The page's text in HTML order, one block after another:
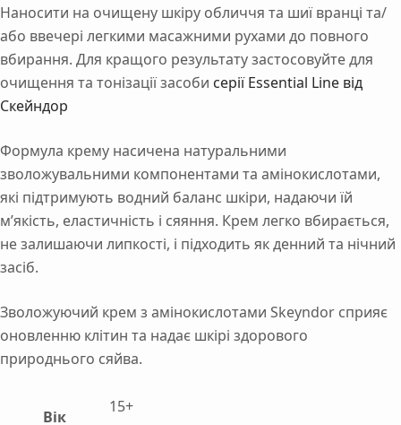
Наносити на очищену шкіру обличчя та шиївранці та/
або ввечері легкими масажними рухами до повного
вбирання. Для кращого результату застосовуйте для
очищення та тонізації засоби серії Essential Line від
Скейндор
Формула крему насичена натуральними
зволожувальними компонентами та амінокислотами,
які підтримують водний баланс шкіри, надаючи їй
м’якість, еластичність і сяяння. Крем легко вбирається,
незалишаючи липкості, і підходить якденний та нічний
засіб.
Зволожуючий крем з амінокислотами Skeyndor сприяє
оновленню клітин та надає шкірі здорового
природнього сяйва.
Вік
15+